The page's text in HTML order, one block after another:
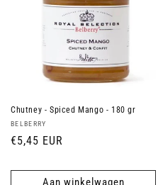
Chutney - Spiced Mango - 180 gr
Verkoper:
BELBERRY
Normale
€5,45 EUR
Aan winkelwagen